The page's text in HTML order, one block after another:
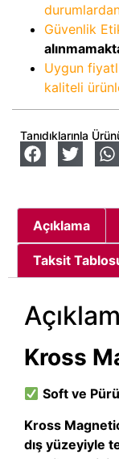
Güvenlik
Uygun
kaliteli
Tanıdıklarınla
Açıklama
Taksit
Kross
Soft ve
Kross
dış yüzeyiyle